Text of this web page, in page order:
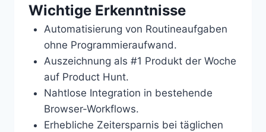
Wichtige Erkenntnisse
Automatisierung von Routineaufgaben
ohne Programmieraufwand.
Auszeichnung als #1 Produkt der Woche
auf Product Hunt.
Nahtlose Integration in bestehende
Browser-Workflows.
Erhebliche Zeitersparnis bei täglichen